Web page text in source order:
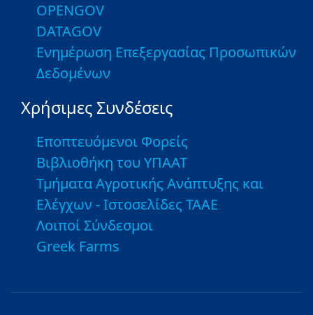
OPENGOV
DATAGOV
Ενημέρωση Επεξεργασίας Προσωπικών
Δεδομένων
Χρήσιμες Συνδέσεις
Εποπτευόμενοι Φορείς
Βιβλιοθήκη του ΥΠΑΑΤ
Τμήματα Αγροτικής Ανάπτυξης και
Ελέγχων - Ιστοσελίδες ΤΑΑΕ
Λοιποί Σύνδεσμοι
Greek Farms